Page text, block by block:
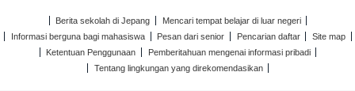
Berita sekolah di Jepang
Mencari tempat belajar di luar negeri
Informasi berguna bagi mahasiswa
Pesan dari senior Pencarian daftar
Site map
Ketentuan Penggunaan
Pemberitahuan mengenai informasi pribadi
Tentang lingkungan yang direkomendasikan